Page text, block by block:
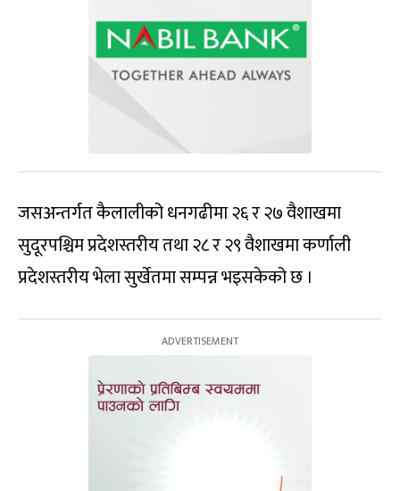
जसअन्तर्गत कैलालीको धनगढीमा २६ र २७ वैशाखमा
सुदूरपश्चिम प्रदेशस्तरीय तथा २८ र २९ वैशाखमा कर्णाली
प्रदेशस्तरीय भेला सुर्खेतमा सम्पन्न भइसकेको छ ।